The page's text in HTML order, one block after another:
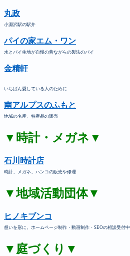
丸政
小淵沢駅の駅弁
パイの家エム・ワン
水とパイ生地が自慢の昔ながらの製法のパイ
金精軒
いちばん愛している人のために
南アルプスのふもと
地域の名産、特産品の販売
▼時計・メガネ▼
石川時計店
時計、メガネ、ハンコの販売や修理
▼地域活動団体▼
ヒノキブンコ
想いを形に。ホームページ制作・動画制作・SEOの相談受付中
▼庭づくり▼